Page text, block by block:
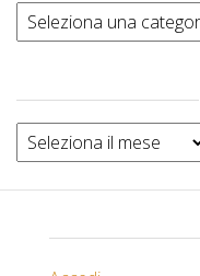
Categorie
Archivio